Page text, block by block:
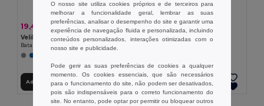
19,40 € 32,78 € -41%
Velilla 36133
Adicionar ao Carrinho
7,64 €
TH Clothes 11169
Polo para senhora
Adicionar ao Carrinho
O nosso site utiliza cookies próprios e de terceiros para
melhorar a funcionalidade geral, lembrar as suas
preferências, analisar o desempenho do site e garantir uma
experiência de navegação fluida e personalizada, incluindo
conteúdos personalizados, interações otimizadas com o
nosso site e publicidade.
Pode gerir as suas preferências de cookies a qualquer
momento. Os cookies essenciais, que são necessários
para o funcionamento do site, não podem ser desativados,
pois são indispensáveis para o correto funcionamento do
site. No entanto, pode optar por permitir ou bloquear outros